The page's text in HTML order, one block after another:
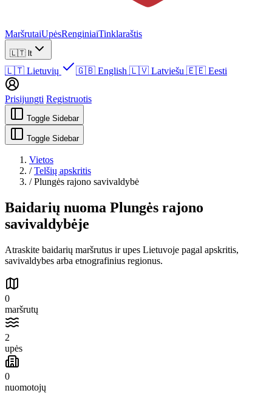
MaršrutaiUpėsRenginiaiTinklaraštis
🇱🇹 lt
🇱🇹 Lietuvių 🇬🇧 English 🇱🇻 Latviešu 🇪🇪 Eesti
Prisijungti Registruotis
Toggle Sidebar
Toggle Sidebar
Vietos
/ Telšių apskritis
/ Plungės rajono savivaldybė
Baidarių nuoma Plungės rajono
savivaldybėje
Atraskite baidarių maršrutus ir upes Lietuvoje pagal apskritis,
savivaldybes arba etnografinius regionus.
0
maršrutų
2
upės
0
nuomotojų